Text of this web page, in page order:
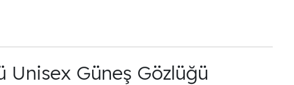
Unisex Güneş Gözlüğü